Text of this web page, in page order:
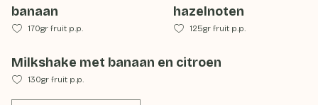
banaan
170gr fruit p.p.
hazelnoten
125gr fruit p.p.
Milkshake met banaan en citroen
130gr fruit p.p.